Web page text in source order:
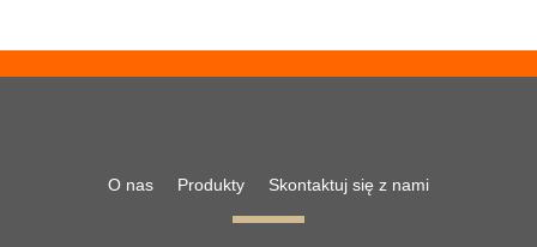
O nas Produkty Skontaktuj się z nami